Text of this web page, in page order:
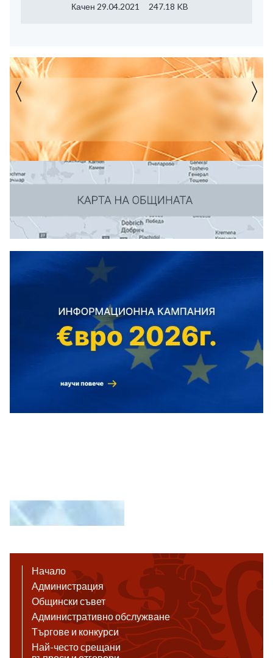
Качен 29.04.2021 247.18 KB
Начало
Администрация
Общински съвет
Административно обслужване
Търгове и конкурси
Най-често срещани